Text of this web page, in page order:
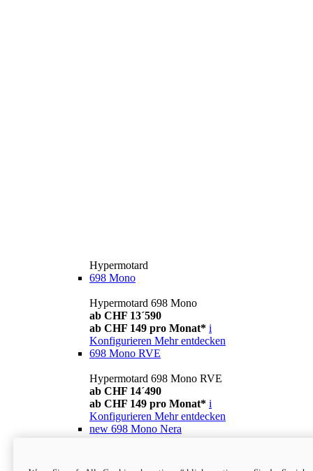
Hypermotard
698 Mono
Hypermotard 698 Mono
ab CHF 13´590
ab CHF 149 pro Monat* i
Konfigurieren Mehr entdecken
698 Mono RVE
Hypermotard 698 Mono RVE
ab CHF 14´490
ab CHF 149 pro Monat* i
Konfigurieren Mehr entdecken
new 698 Mono Nera
ab CHF 13´990